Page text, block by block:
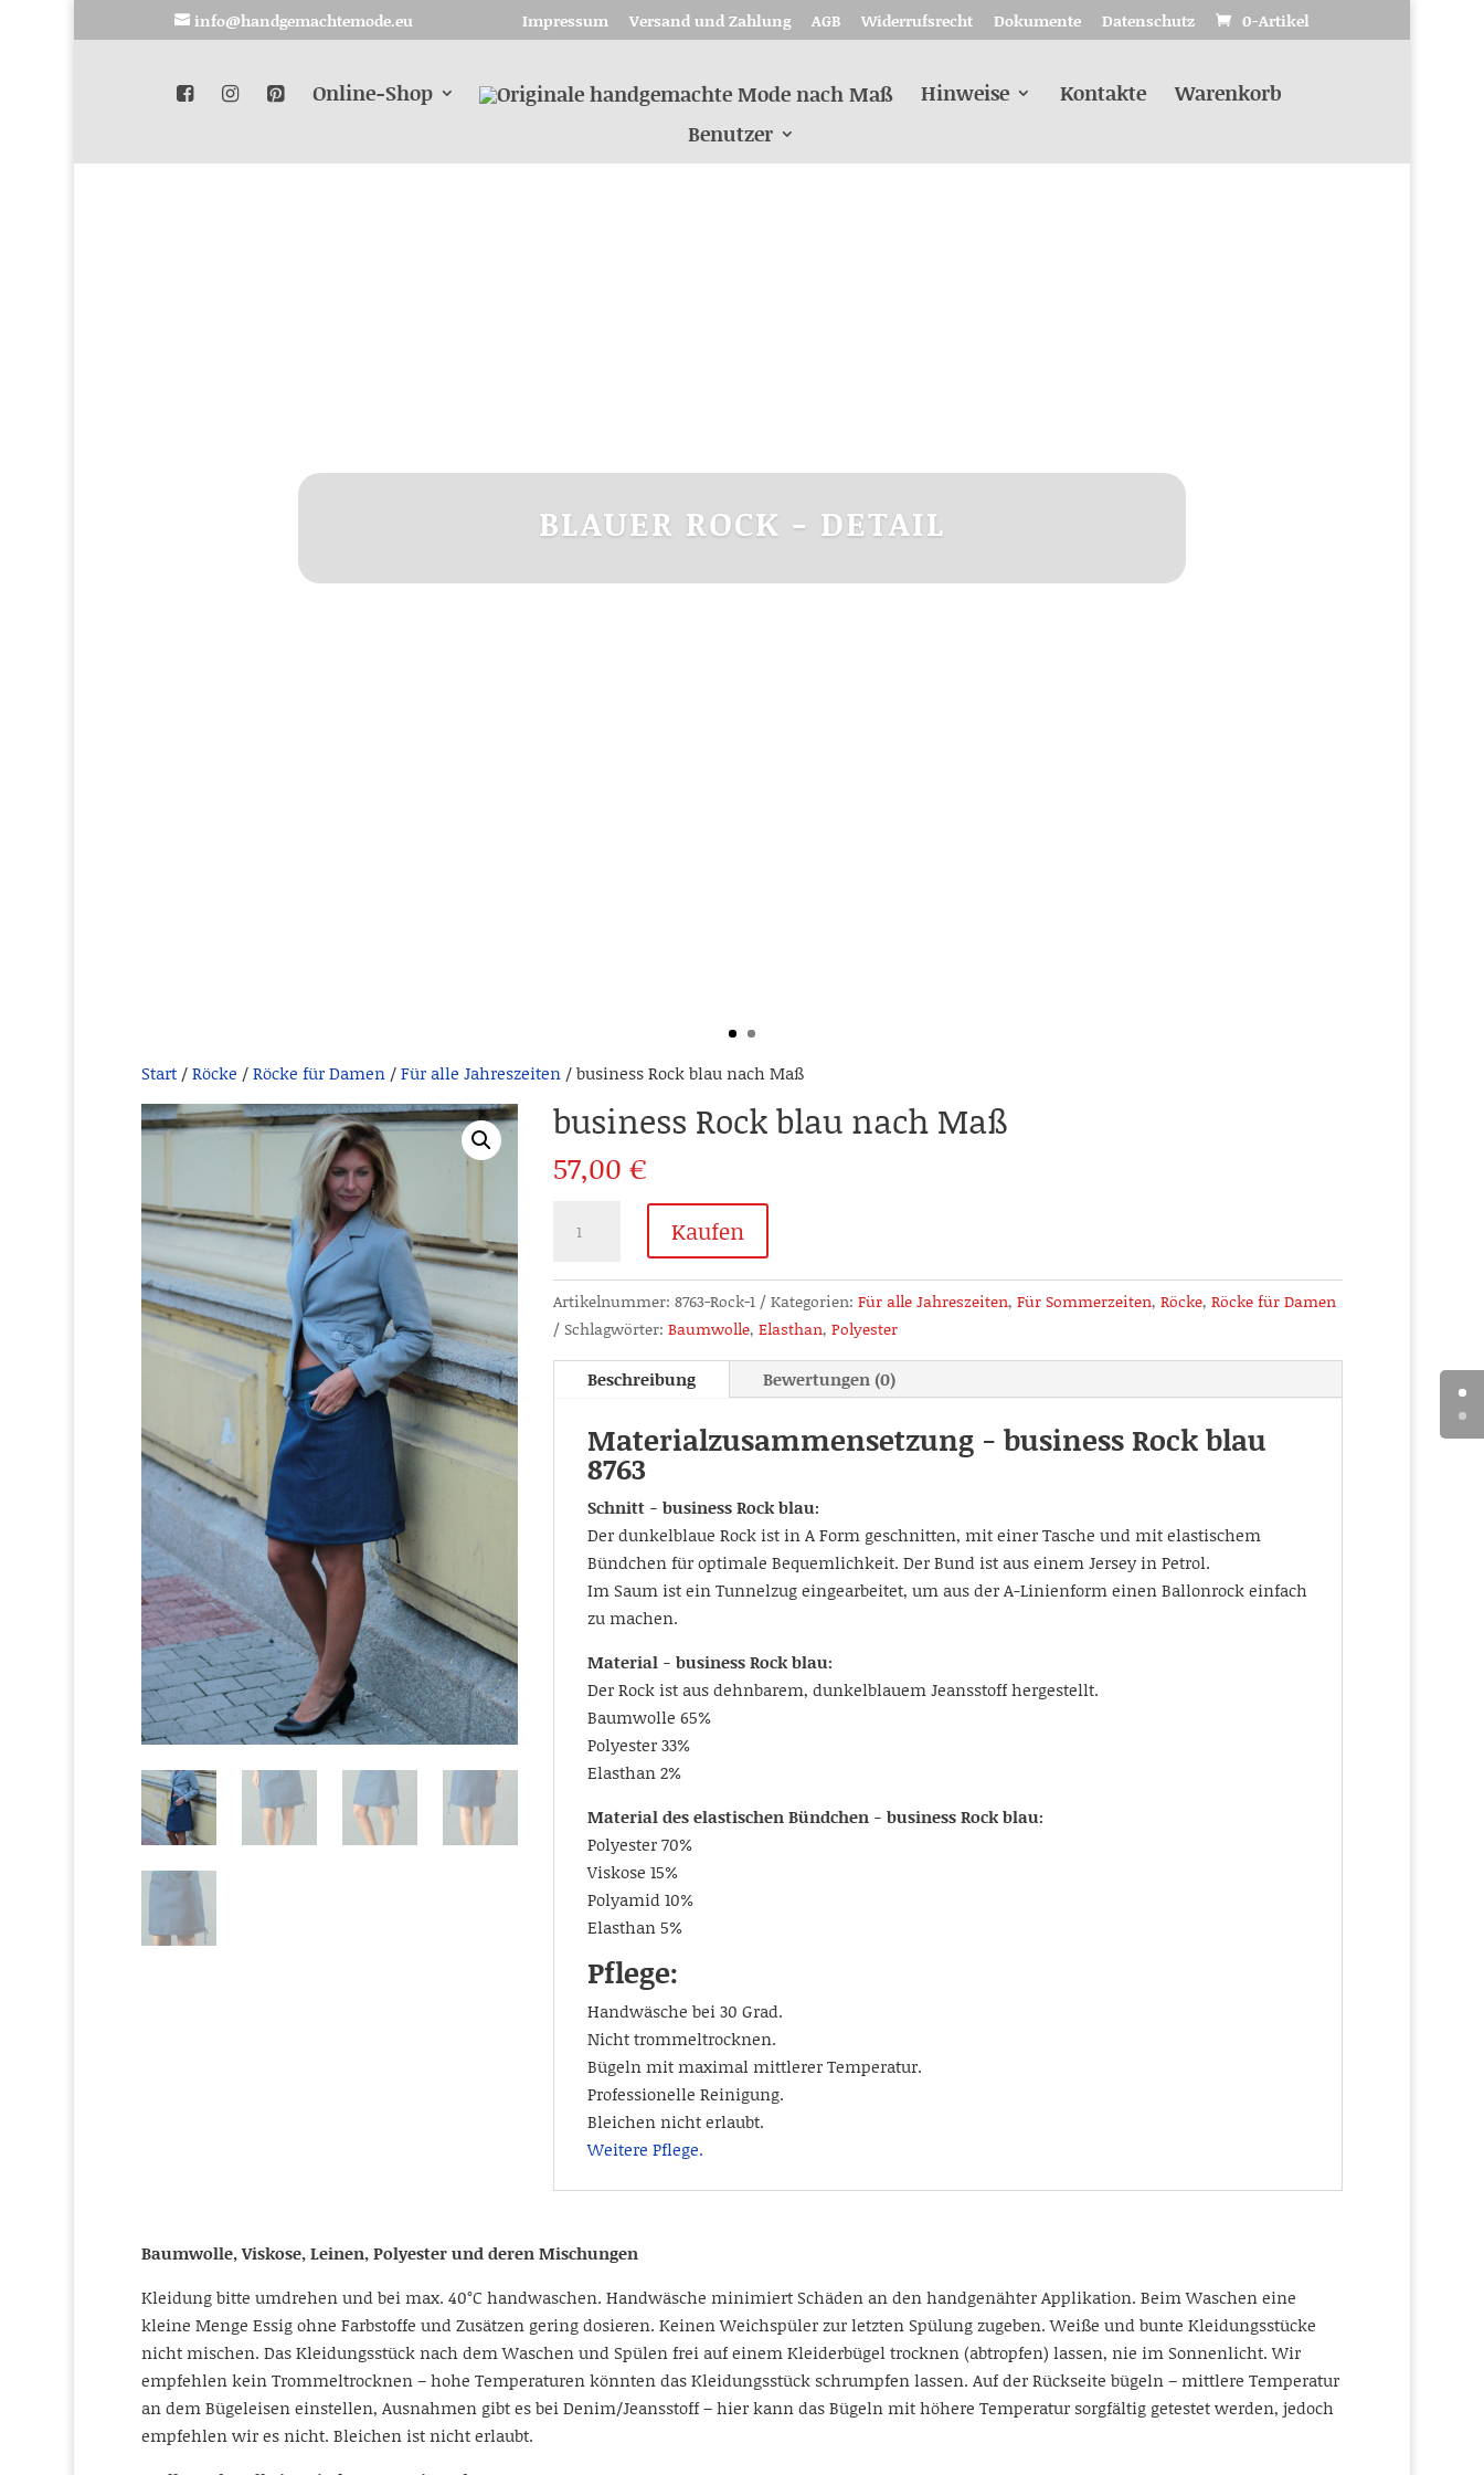
info@handgemachtemode.eu Impressum Versand und Zahlung AGB Widerrufsrecht Dokumente Datenschutz 0-Artikel
Online-Shop Hinweise Kontakte
Warenkorb
Benutzer
Start/Röcke /Röcke für Damen/Für alle Jahreszeiten/ business Rock blau nach Maß
business Rock blau nach Maß
57,00€
Rock
nach
Maß
Kaufen
Artikelnummer:8763-Rock-1 Kategorien:Für alle Jahreszeiten,Für Sommerzeiten,Röcke,Röcke für Damen
Schlagwörter:Baumwolle,Elasthan,Polyester
Beschreibung Bewertungen (0)
Materialzusammensetzung - business Rock blau
8763
Schnitt - business Rock blau:
Der dunkelblaue Rock ist in A Form geschnitten, mit einer Tasche und mit elastischem
Bündchen für optimale Bequemlichkeit. Der Bund ist aus einem Jersey in Petrol.
Im Saum ist ein Tunnelzug eingearbeitet, um aus der A-Linienform einen Ballonrock einfach
zu machen.
Material - business Rock blau:
Der Rock ist aus dehnbarem, dunkelblauem Jeansstoff hergestellt.
Baumwolle 65%
Polyester 33%
Elasthan 2%
Material des elastischen Bündchen - business Rock blau:
Polyester 70%
Viskose 15%
Polyamid 10%
Elasthan 5%
Pflege:
Handwäsche bei 30 Grad.
Nicht trommeltrocknen.
Bügeln mit maximal mittlerer Temperatur.
Professionelle Reinigung.
Bleichen nicht erlaubt.
Weitere Pflege.
Baumwolle, Viskose, Leinen, Polyester und deren Mischungen
Kleidung bitte umdrehen und bei max. 40°C handwaschen. Handwäsche minimiert Schäden an den handgenähter Applikation. Beim Waschen eine
kleine Menge Essig ohne Farbstoffe und Zusätzen gering dosieren. Keinen Weichspüler zur letzten Spülung zugeben. Weiße und bunte Kleidungsstücke
nicht mischen. Das Kleidungsstück nach dem Waschen und Spülen frei auf einem Kleiderbügel trocknen (abtropfen) lassen, nie im Sonnenlicht. Wir
empfehlen kein Trommeltrocknen – hohe Temperaturen könnten das Kleidungsstück schrumpfen lassen. Auf der Rückseite bügeln – mittlere Temperatur
an dem Bügeleisen einstellen, Ausnahmen gibt es bei Denim/Jeansstoff – hier kann das Bügeln mit höhere Temperatur sorgfältig getestet werden, jedoch
empfehlen wir es nicht. Bleichen ist nicht erlaubt.